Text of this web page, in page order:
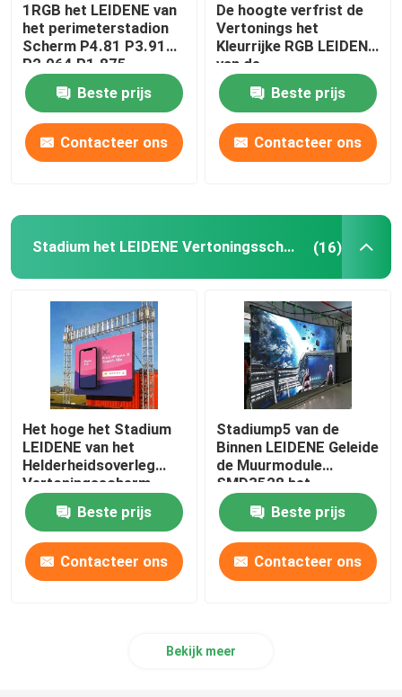
1RGB het LEIDENE van
het perimeterstadion
Scherm P4.81 P3.91
P2.064 P1.875
4.81mm
Beste prijs
Contacteer ons
De hoogte verfrist de
Vertonings het
Kleurrijke RGB LEIDENE
van de
Stadionperimeter
Scherm FM6353
Beste prijs
Contacteer ons
Stadium het LEIDENE Vertoningsscherm (16)
Het hoge het Stadium
LEIDENE van het
Helderheidsoverleg
Vertoningsscherm
P4.81 P3.91 3.91mm
Beste prijs
Contacteer ons
Stadiump5 van de
Binnen LEIDENE Geleide
de Muurmodule
SMD3528 het
Schermhuur Overleg
Beste prijs
Contacteer ons
Bekijk meer